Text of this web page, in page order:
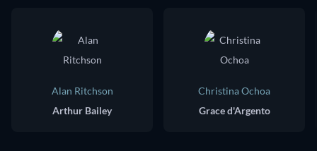
Alan Ritchson
Arthur Bailey
Christina Ochoa
Grace d'Argento